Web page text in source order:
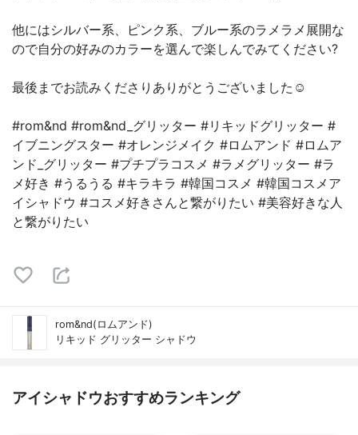
他にはシルバー系、ピンク系、ブルー系のラメラメ展開な
ので自分の好みのカラーを選んで楽しんでみてください?
最後までお読みくださりありがとうございました☺︎
#rom&nd #rom&nd_グリッター #リキッドグリッター #
イブニングスター #オレンジメイク #ロムアンド #ロムア
ンド_グリッター #プチプラコスメ #ラメグリッター #ラ
メ好き #うるうる #キラキラ #韓国コスメ #韓国コスメア
イシャドウ #コスメ好きさんと繋がりたい #美容好きな人
と繋がりたい
rom&nd(ロムアンド)
リキッド グリッター シャドウ
アイシャドウおすすめランキング